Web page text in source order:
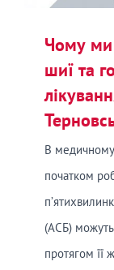
Чому ми
шиї та
В медичному
початком
(АСБ)
протягом її